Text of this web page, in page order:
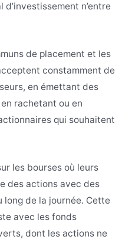
n’entre
de placement et les
constamment de
en émettant des
rachetant ou en
qui souhaitent
les bourses où leurs
des actions avec des
long de la journée. Cette
avec les fonds
dont les actions ne